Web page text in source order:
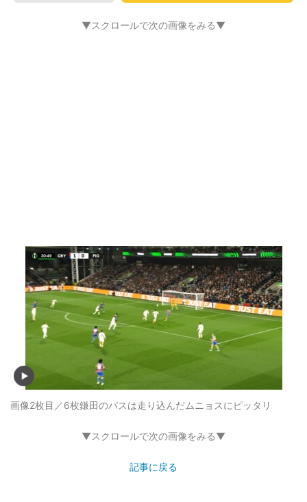
▼スクロールで次の画像をみる▼
画像2枚目／6枚鎌田のパスは走り込んだムニョスにピッタリ
▼スクロールで次の画像をみる▼
記事に戻る